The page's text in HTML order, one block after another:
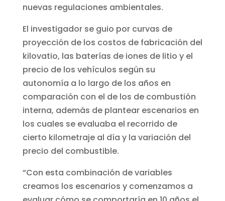
nuevas regulaciones ambientales.
El investigador se guio por curvas de
proyección de los costos de fabricación del
kilovatio, las baterías de iones de litio y el
precio de los vehículos según su
autonomía a lo largo de los años en
comparación con el de los de combustión
interna, además de plantear escenarios en
los cuales se evaluaba el recorrido de
cierto kilometraje al día y la variación del
precio del combustible.
“Con esta combinación de variables
creamos los escenarios y comenzamos a